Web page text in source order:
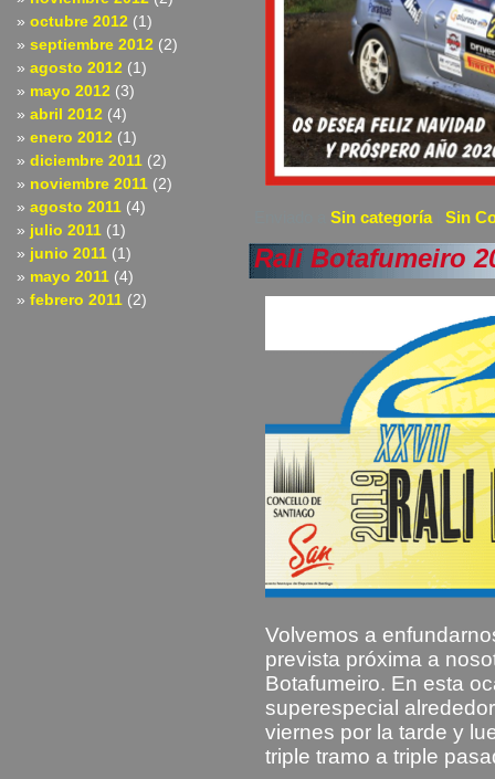
octubre 2012 (1)
septiembre 2012 (2)
agosto 2012 (1)
mayo 2012 (3)
abril 2012 (4)
enero 2012 (1)
diciembre 2011 (2)
noviembre 2011 (2)
agosto 2011 (4)
julio 2011 (1)
junio 2011 (1)
mayo 2011 (4)
febrero 2011 (2)
Sin categoría Sin
Rali Botafumeiro
Volvemos a
prevista próxima a
Botafumeiro. En esta
superespecial
viernes por la tarde y
triple tramo a triple